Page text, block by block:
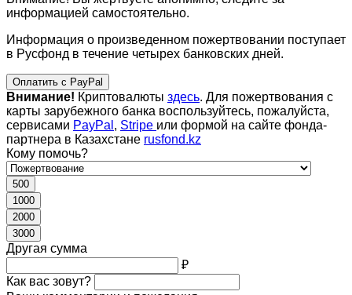
информацией самостоятельно.
Информация о произведенном пожертвовании поступает
в Русфонд в течение четырех банковских дней.
Оплатить с PayPal
Внимание! Криптовалюты здесь. Для пожертвования с
карты зарубежного банка воспользуйтесь, пожалуйста,
сервисами PayPal , Stripe или формой на сайте фонда-
партнера в Казахстане rusfond.kz
Кому помочь?
500
1000
2000
3000
Другая сумма
₽
Как вас зовут?